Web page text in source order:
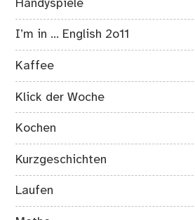
Handyspiele
I’m in … English 2o11
Kaffee
Klick der Woche
Kochen
Kurzgeschichten
Laufen